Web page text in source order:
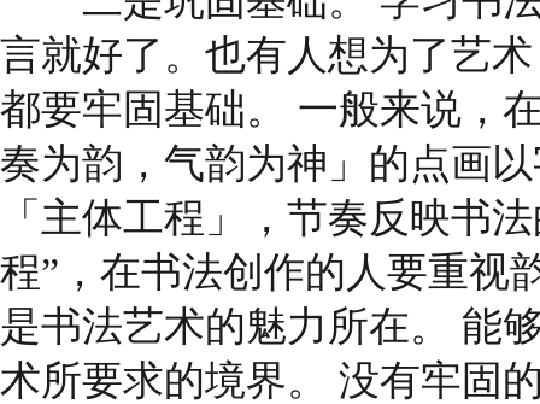
言就好了。也有人想为了艺
都要牢固基础。 一般来说，
奏为韵，气韵为神」的点画
「主体工程」，节奏反映书
程”，在书法创作的人要重视
是书法艺术的魅力所在。 能
术所要求的境界。 没有牢固